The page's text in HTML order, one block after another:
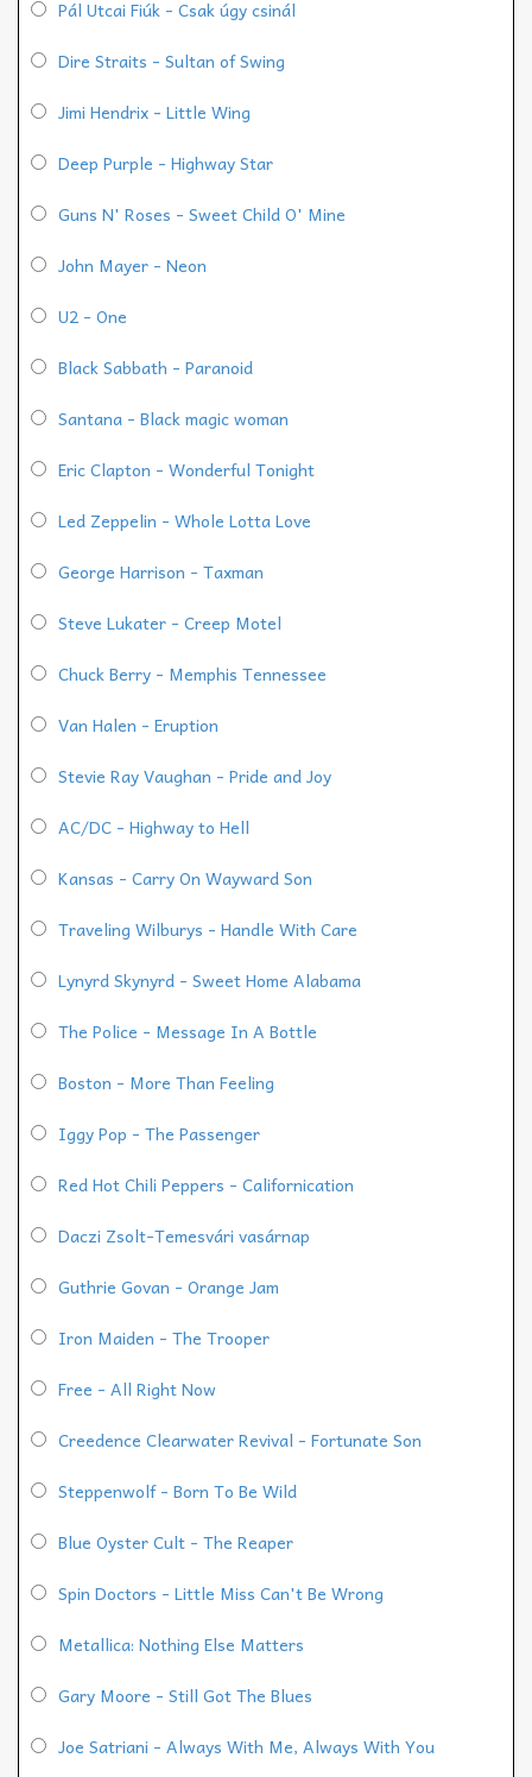
Pál Utcai Fiúk - Csak úgy csinál
Dire Straits - Sultan of Swing
Jimi Hendrix - Little Wing
Deep Purple - Highway Star
Guns N' Roses - Sweet Child O' Mine
John Mayer - Neon
U2 - One
Black Sabbath - Paranoid
Santana - Black magic woman
Eric Clapton - Wonderful Tonight
Led Zeppelin - Whole Lotta Love
George Harrison - Taxman
Steve Lukater - Creep Motel
Chuck Berry - Memphis Tennessee
Van Halen - Eruption
Stevie Ray Vaughan - Pride and Joy
AC/DC - Highway to Hell
Kansas - Carry On Wayward Son
Traveling Wilburys - Handle With Care
Lynyrd Skynyrd - Sweet Home Alabama
The Police - Message In A Bottle
Boston - More Than Feeling
Iggy Pop - The Passenger
Red Hot Chili Peppers - Californication
Daczi Zsolt-Temesvári vasárnap
Guthrie Govan - Orange Jam
Iron Maiden - The Trooper
Free - All Right Now
Creedence Clearwater Revival - Fortunate Son
Steppenwolf - Born To Be Wild
Blue Oyster Cult - The Reaper
Spin Doctors - Little Miss Can't Be Wrong
Metallica: Nothing Else Matters
Gary Moore - Still Got The Blues
Joe Satriani - Always With Me, Always With You